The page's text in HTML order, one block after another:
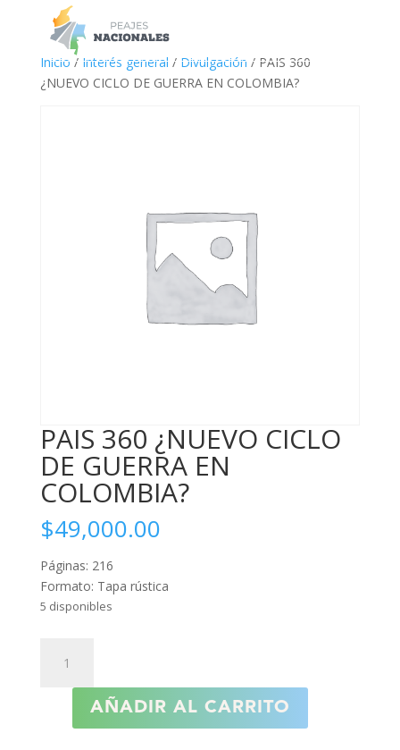
Inicio / Interés general / Divulgación / PAIS 360
¿NUEVO CICLO DE GUERRA EN COLOMBIA?
PAIS 360 ¿NUEVO CICLO
DE GUERRA EN
COLOMBIA?
$49,000.00
Páginas: 216
Formato: Tapa rústica
5 disponibles
¿NUEVO
AÑADIR AL CARRITO